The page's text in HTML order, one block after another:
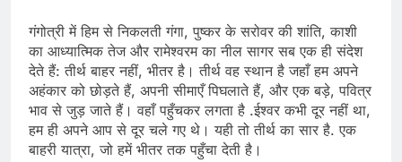
गंगोत्री में हिम से निकलती गंगा, पुष्कर के सरोवर की शांति, काशी
का आध्यात्मिक तेज और रामेश्वरम का नील सागर सब एक ही संदेश
देते हैं: तीर्थ बाहर नहीं, भीतर है। तीर्थ वह स्थान है जहाँ हम अपने
अहंकार को छोड़ते हैं, अपनी सीमाएँ पिघलाते हैं, और एक बड़े, पवित्र
भाव से जुड़ जाते हैं। वहाँ पहुँचकर लगता है .ईश्वर कभी दूर नहीं था,
हम ही अपने आप से दूर चले गए थे। यही तो तीर्थ का सार है. एक
बाहरी यात्रा, जो हमें भीतर तक पहुँचा देती है।